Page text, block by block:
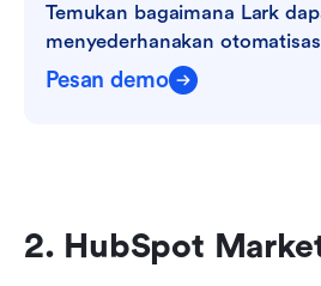
Temukan bagaimana Lark
menyederhanakan
Pesan demo
2. HubSpot